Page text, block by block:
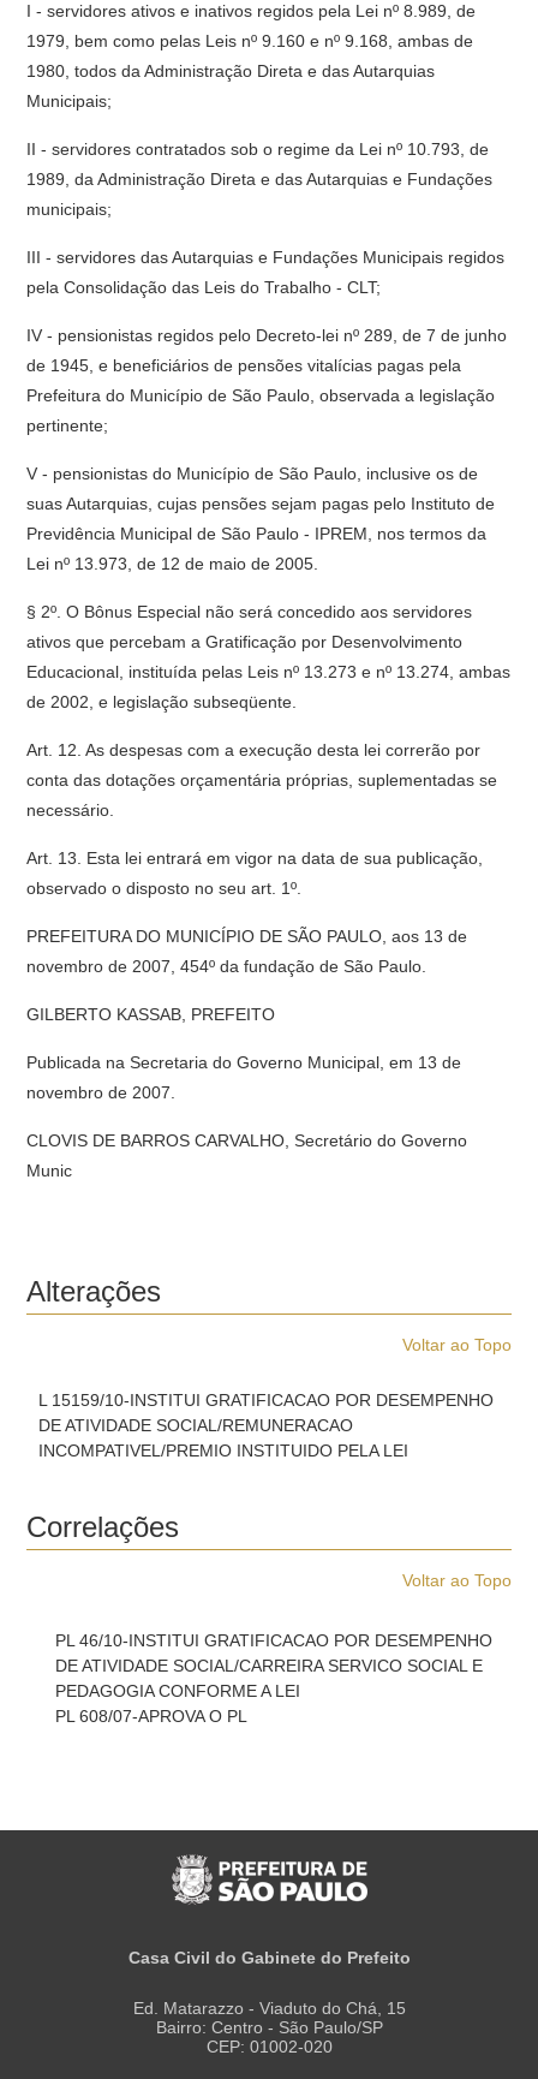
I - servidores ativos e inativos regidos pela Lei nº 8.989, de
1979, bem como pelas Leis nº 9.160 e nº 9.168, ambas de
1980, todos da Administração Direta e das Autarquias
Municipais;
II - servidores contratados sob o regime da Lei nº 10.793, de
1989, da Administração Direta e das Autarquias e Fundações
municipais;
III - servidores das Autarquias e Fundações Municipais regidos
pela Consolidação das Leis do Trabalho - CLT;
IV - pensionistas regidos pelo Decreto-lei nº 289, de 7 de junho
de 1945, e beneficiários de pensões vitalícias pagas pela
Prefeitura do Município de São Paulo, observada a legislação
pertinente;
V - pensionistas do Município de São Paulo, inclusive os de
suas Autarquias, cujas pensões sejam pagas pelo Instituto de
Previdência Municipal de São Paulo - IPREM, nos termos da
Lei nº 13.973, de 12 de maio de 2005.
§ 2º. O Bônus Especial não será concedido aos servidores
ativos que percebam a Gratificação por Desenvolvimento
Educacional, instituída pelas Leis nº 13.273 e nº 13.274, ambas
de 2002, e legislação subseqüente.
Art. 12. As despesas com a execução desta lei correrão por
conta das dotações orçamentária próprias, suplementadas se
necessário.
Art. 13. Esta lei entrará em vigor na data de sua publicação,
observado o disposto no seu art. 1º.
PREFEITURA DO MUNICÍPIO DE SÃO PAULO, aos 13 de
novembro de 2007, 454º da fundação de São Paulo.
GILBERTO KASSAB, PREFEITO
Publicada na Secretaria do Governo Municipal, em 13 de
novembro de 2007.
CLOVIS DE BARROS CARVALHO, Secretário do Governo
Munic
Alterações
Voltar ao Topo
L 15159/10-INSTITUI GRATIFICACAO POR DESEMPENHO
DE ATIVIDADE SOCIAL/REMUNERACAO
INCOMPATIVEL/PREMIO INSTITUIDO PELA LEI
Correlações
Voltar ao Topo
PL 46/10-INSTITUI GRATIFICACAO POR DESEMPENHO
DE ATIVIDADE SOCIAL/CARREIRA SERVICO SOCIAL E
PEDAGOGIA CONFORME A LEI
PL 608/07-APROVA O PL
Casa Civil do Gabinete do Prefeito
Ed. Matarazzo - Viaduto do Chá, 15
Bairro: Centro - São Paulo/SP
CEP: 01002-020